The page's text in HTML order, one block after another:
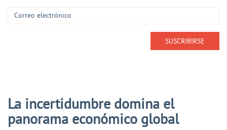
La incertidumbre domina el
panorama económico global